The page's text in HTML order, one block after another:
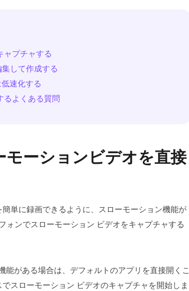
プチャする
して作成する
速化する
るよくある質問
ーションビデオを直接
単に録画できるように、スローモーション機能が
ンでスローモーション ビデオをキャプチャする
がある場合は、デフォルトのアプリを直接開くこ
スローモーション ビデオのキャプチャを開始しま